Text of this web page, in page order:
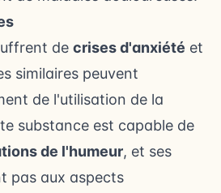
de crises d'anxiété et
similaires peuvent
de l'utilisation de la
substance est capable de
de l'humeur, et ses
pas aux aspects